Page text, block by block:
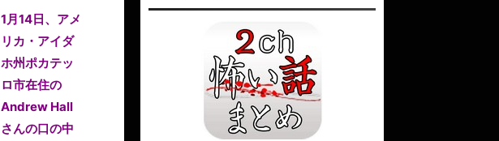
1月14日、アメ
リカ・アイダ
ホ州ポカテッ
ロ市在住の
Andrew Hall
さんの口の中